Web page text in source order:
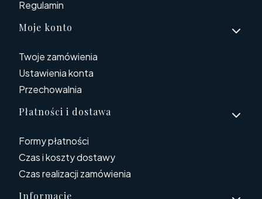
Regulamin
Moje konto
Twoje zamówienia
Ustawienia konta
Przechowalnia
Płatności i dostawa
Formy płatności
Czas i koszty dostawy
Czas realizacji zamówienia
Informacje